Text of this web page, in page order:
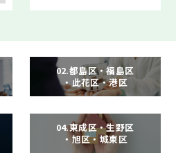
02.都島区・福島区
・此花区・港区
04.東成区・生野区
・旭区・城東区